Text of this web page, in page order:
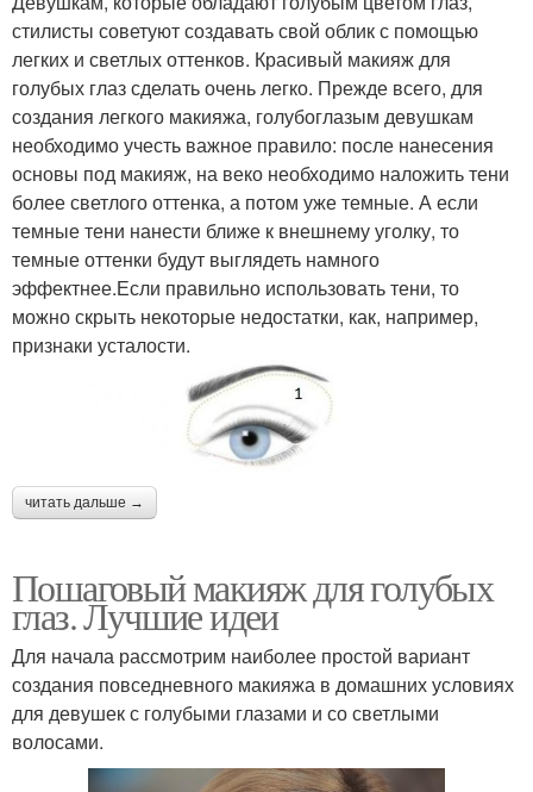
стилисты советуют создавать свой облик с помощью
легких и светлых оттенков. Красивый макияж для
голубых глаз сделать очень легко. Прежде всего, для
создания легкого макияжа, голубоглазым девушкам
необходимо учесть важное правило: после нанесения
основы под макияж, на веко необходимо наложить тени
более светлого оттенка, а потом уже темные. А если
темные тени нанести ближе к внешнему уголку, то
темные оттенки будут выглядеть намного
эффектнее.Если правильно использовать тени, то
можно скрыть некоторые недостатки, как, например,
признаки усталости.
читать дальше →
Пошаговый макияж для голубых
глаз. Лучшие идеи
Для начала рассмотрим наиболее простой вариант
создания повседневного макияжа в домашних условиях
для девушек с голубыми глазами и со светлыми
волосами.